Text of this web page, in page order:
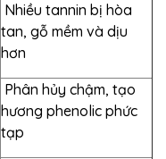
Nhiều tannin bị hòa
tan, gỗ mềm và dịu
hơn
Phân hủy chậm, tạo
hương phenolic phức
tạp